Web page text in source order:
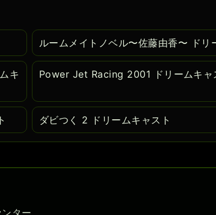
ルームメイトノベル〜佐藤由香〜 ドリ
キ
Power Jet Racing 2001 ドリームキャ
ダビつく 2 ドリームキャスト
ター